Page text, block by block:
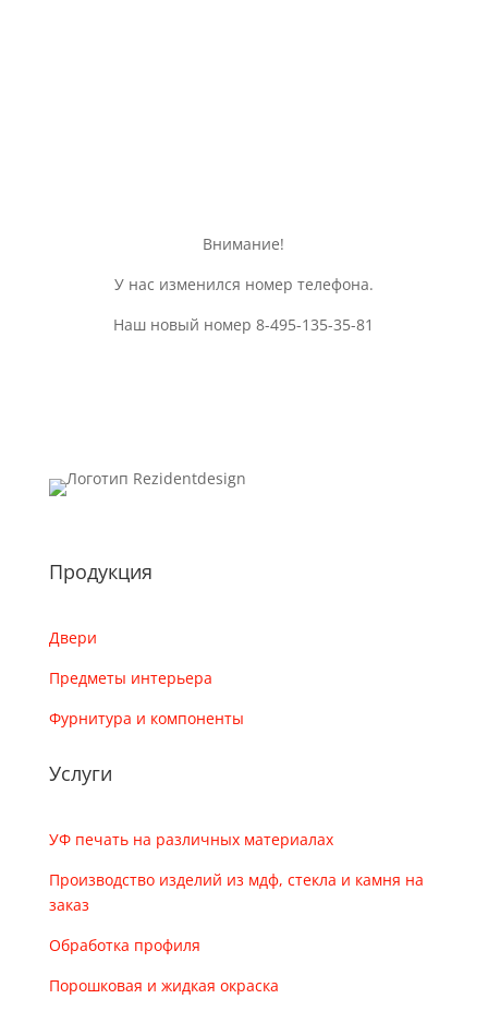
Внимание!
У нас изменился номер телефона.
Наш новый номер 8-495-135-35-81
Продукция
Двери
Предметы интерьера
Фурнитура и компоненты
Услуги
УФ печать на различных материалах
Производство изделий из мдф, стекла и камня на
заказ
Обработка профиля
Порошковая и жидкая окраска